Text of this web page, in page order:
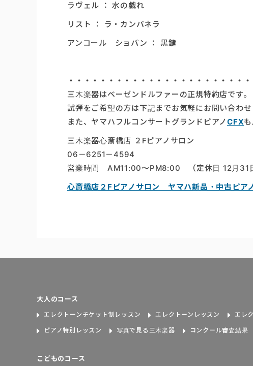
ラヴェル ： 水の戯れ
リスト ： ラ・カンパネラ
アンコール ショパン ： 黒鍵
・・・・・・・・・・・・・・・・・・・・・・
三木楽器はベーゼンドルファーの正規特約店です。
試弾をご希望の方は下記までお気軽にお問い合わせ
また、ヤマハフルコンサートグランドピアノ CFX
三木楽器心斎橋店 ２Fピアノサロン
06－6251－4594
営業時間 AM11:00～PM8:00 （定休日 12月31日
心斎橋店２Fピアノサロン ヤマハ新品・中古ピア
大人のコース
エレクトーンチケット制レッスン エレクトーンレッスン エレ
ピアノ特別レッスン 写真で見る三木楽器 コンクール審査結果
こどものコース